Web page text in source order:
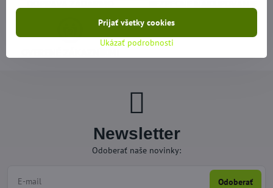
Newsletter
Odoberať naše novinky:
Odoberať
Ukázať podrobnosti
Prijať všetky cookies